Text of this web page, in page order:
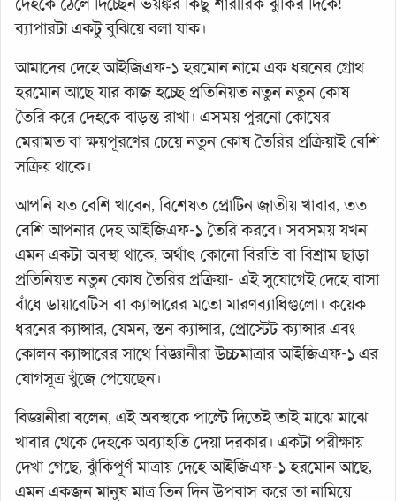
দেহকে ঠেলে দিচ্ছেন ভয়ঙ্কর কিছু শারীরিক ঝুঁকির দিকে!
ব্যাপারটা একটু বুঝিয়ে বলা যাক।
আমাদের দেহে আইজিএফ-১ হরমোন নামে এক ধরনের গ্রোথ
হরমোন আছে যার কাজ হচ্ছে প্রতিনিয়ত নতুন নতুন কোষ
তৈরি করে দেহকে বাড়ন্ত রাখা। এসময় পুরনো কোষের
মেরামত বা ক্ষয়পূরণের চেয়ে নতুন কোষ তৈরির প্রক্রিয়াই বেশি
সক্রিয় থাকে।
আপনি যত বেশি খাবেন, বিশেষত প্রোটিন জাতীয় খাবার, তত
বেশি আপনার দেহ আইজিএফ-১ তৈরি করবে। সবসময় যখন
এমন একটা অবস্থা থাকে, অর্থাৎ কোনো বিরতি বা বিশ্রাম ছাড়া
প্রতিনিয়ত নতুন কোষ তৈরির প্রক্রিয়া- এই সুযোগেই দেহে বাসা
বাঁধে ডায়াবেটিস বা ক্যান্সারের মতো মারণব্যাধিগুলো। কয়েক
ধরনের ক্যান্সার, যেমন, স্তন ক্যান্সার, প্রোস্টেট ক্যান্সার এবং
কোলন ক্যান্সারের সাথে বিজ্ঞানীরা উচ্চমাত্রার আইজিএফ-১ এর
যোগসূত্র খুঁজে পেয়েছেন।
বিজ্ঞানীরা বলেন, এই অবস্থাকে পাল্টে দিতেই তাই মাঝে মাঝে
খাবার থেকে দেহকে অব্যাহতি দেয়া দরকার। একটা পরীক্ষায়
দেখা গেছে, ঝুঁকিপূর্ণ মাত্রায় দেহে আইজিএফ-১ হরমোন আছে,
এমন একজন মানুষ মাত্র তিন দিন উপবাস করে তা নামিয়ে